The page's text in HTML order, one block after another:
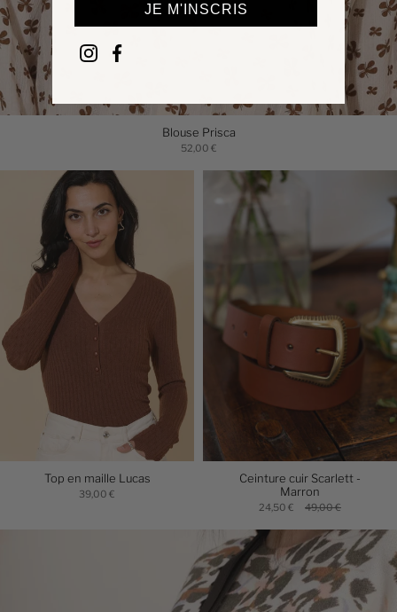
Blouse Prisca
52,00 €
Top en maille Lucas
39,00 €
Ceinture cuir Scarlett -
Marron
24,50 € 49,00 €
JE M'INSCRIS